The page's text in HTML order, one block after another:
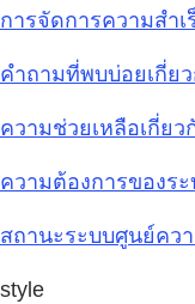
การจัดการความสำ
คำถามที่พบบ่อยเกี่ย
ความช่วยเหลือเกี่ยว
ความต้องการของร
สถานะระบบศูนย์คว
style